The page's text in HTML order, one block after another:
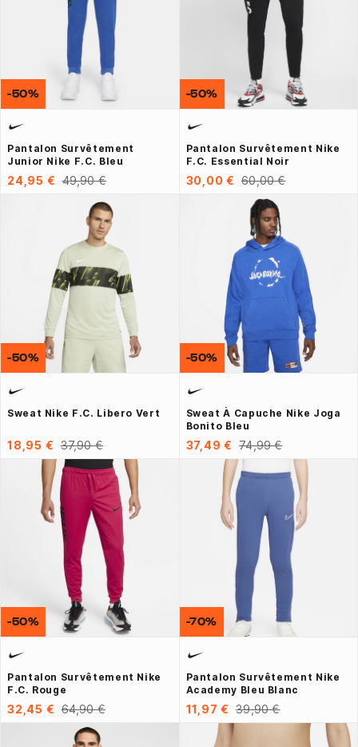
Pantalon Survêtement
Junior Nike F.C. Bleu
24,95 € 49,90 €
-50%
Pantalon Survêtement Nike
F.C. Essential Noir
30,00 € 60,00 €
-50%
Sweat Nike F.C. Libero Vert
18,95 € 37,90 €
-50%
Sweat À Capuche Nike Joga
Bonito Bleu
37,49 € 74,99 €
-50%
Pantalon Survêtement Nike
F.C. Rouge
32,45 € 64,90 €
-50%
Pantalon Survêtement Nike
Academy Bleu Blanc
11,97 € 39,90 €
-70%